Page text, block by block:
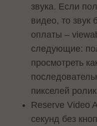
звука. Если
видео, то звук
оплаты –
следующие:
просмотреть
пикселей
Reserve Video
секунд без